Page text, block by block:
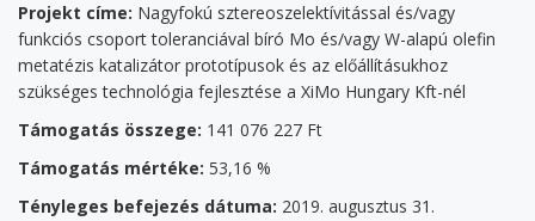
Projekt címe: Nagyfokú sztereoszelektívitással és/vagy
funkciós csoport toleranciával bíró Mo és/vagy W-alapú olefin
metatézis katalizátor prototípusok és az előállításukhoz
szükséges technológia fejlesztése a XiMo Hungary Kft-nél
Támogatás összege: 141 076 227 Ft
Támogatás mértéke: 53,16 %
Tényleges befejezés dátuma: 2019. augusztus 31.